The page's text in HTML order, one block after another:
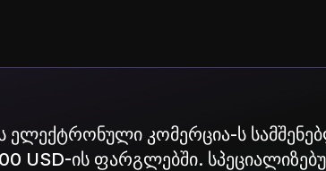
ელექტრონული კომერცია-ს
USD-ის ფარგლებში.